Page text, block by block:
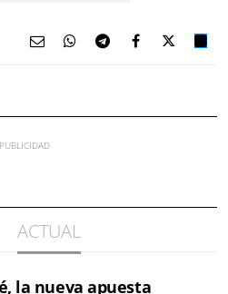
ACTUAL
la nueva apuesta